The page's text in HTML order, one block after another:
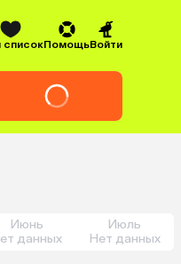
списокПомощьВойти
Июнь
данных
Июль
Нет данных